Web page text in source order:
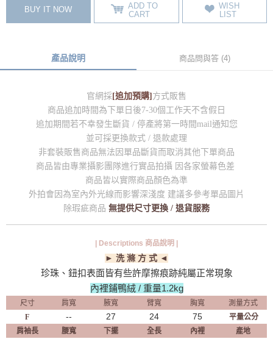
BUY IT NOW
ADD TO
CART
WISH
LIST
產品說明 商品問與答 (4)
官網採 [追加預購] 方式販售
商品追加時間為下單日後7-30個工作天不含假日
追加期間若不幸發生斷貨 / 停產將第一時間mail通知您
並可採更換款式 / 退款處理
非套裝販售商品無法因單品斷貨而取消其他下單商品
商品皆由專業攝影團隊進行實品拍攝 因各家螢幕色差
商品皆以實際商品顏色為準
外拍會因為室內外光線而影響深淺度 建議多參考單品圖片
除瑕疵商品 無提供尺寸更換 / 退貨服務
| Descriptions 商品說明 |
► 洗 滌 方 式 ◄
珍珠、鈕扣表面皆有些許摩擦痕跡純屬正常現象
內裡鋪鴨絨 / 重量1.2kg
尺寸 肩寬 腋寬 臂寬 胸寬
測量方式
F
-- 27 24 75
平量公分
肩袖長
腰寬 下擺 全長 內裡 產地